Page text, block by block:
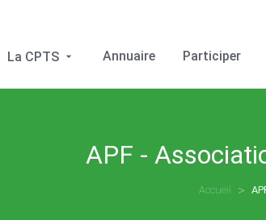
La CPTS Annuaire Participer
APF -
Accueil